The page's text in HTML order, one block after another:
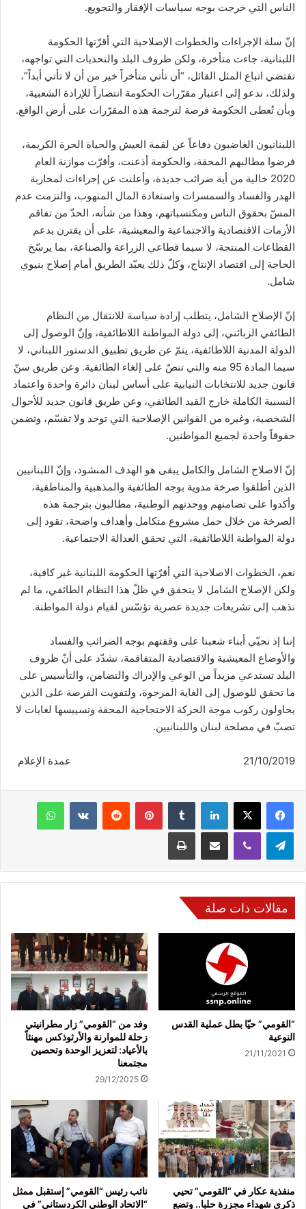
الناس التي خرجت بوجه سياسات الإفقار والتجويع.
إنّ سلة الإجراءات والخطوات الإصلاحية التي أقرّتها الحكومة
اللبنانية، جاءت متأخرة، ولكن ظروف البلد والتحديات التي تواجهه،
تقتضي اتباع المثل القائل، “أن تأتي متأخراً خير من أن لا تأتي أبداً”،
ولذلك، ندعو إلى اعتبار مقرّرات الحكومة انتصاراً للإرادة الشعبية،
وبأن تُعطى الحكومة فرصة لترجمة هذه المقرّرات على أرض الواقع.
اللبنانيون الغاضبون دفاعاً عن لقمة العيش والحياة الحرة الكريمة،
فرضوا مطالبهم المحقة، والحكومة أذعنت، وأقرّت موازنة العام
2020 خالية من أية ضرائب جديدة، وأعلنت عن إجراءات لمحاربة
الهدر والفساد والسمسرات واستعادة المال المنهوب، والتزمت عدم
المسّ بحقوق الناس ومكتسباتهم، وهذا من شأنه، الحدّ من تفاقم
الأزمات الاقتصادية والاجتماعية والمعيشية، على أن يقترن بدعم
القطاعات المنتجة، لا سيما قطاعي الزراعة والصناعة، بما يرسّخ
الحاجة إلى اقتصاد الإنتاج، وكلّ ذلك يعبّد الطريق أمام إصلاح بنيوي
شامل.
إنّ الإصلاح الشامل، يتطلب إرادة سياسة للانتقال من النظام
الطائفي الزبائني، إلى دولة المواطنة اللاطائفية، وإنّ الوصول إلى
الدولة المدنية اللاطائفية، يتمّ عن طريق تطبيق الدستور اللبناني، لا
سيما المادة 95 منه والتي تنصّ على إلغاء الطائفية. وعن طريق سنّ
قانون جديد للانتخابات النيابية على أساس لبنان دائرة واحدة واعتماد
النسبية الكاملة خارج القيد الطائفي، وعن طريق قانون جديد للأحوال
الشخصية، وغيره من القوانين الإصلاحية التي توحد ولا تقسّم، وتضمن
حقوقاً واحدة لجميع المواطنين.
إنّ الاصلاح الشامل والكامل يبقى هو الهدف المنشود، وإنّ اللبنانيين
الذين أطلقوا صرخة مدوية بوجه الطائفية والمذهبية والمناطقية،
وأكدوا على تضامنهم ووحدتهم الوطنية، مطالبون بترجمة هذه
الصرخة من خلال حمل مشروع متكامل وأهداف واضحة، تقود إلى
دولة المواطنة اللاطائفية، التي تحقق العدالة الاجتماعية.
نعم، الخطوات الاصلاحية التي أقرّتها الحكومة اللبنانية غير كافية،
ولكن الإصلاح الشامل لا يتحقق في ظلّ هذا النظام الطائفي، ما لم
نذهب إلى تشريعات جديدة عصرية تؤسّس لقيام دولة المواطنة.
إننا إذ نحيّي أبناء شعبنا على وقفتهم بوجه الضرائب والفساد
والأوضاع المعيشية والاقتصادية المتفاقمة، نشدّد على أنّ ظروف
البلد تستدعي مزيداً من الوعي والإدراك والتضامن، والتأسيس على
ما تحقق للوصول إلى الغاية المرجوة، ولتفويت الفرصة على الذين
يحاولون ركوب موجة الحركة الاحتجاجية المحقة وتسييسها لغايات لا
تصبّ في مصلحة لبنان واللبنانيين.
21/10/2019 عمدة الإعلام
فيسبوك لينكدإن بينتيريست
مقالات ذات صلة
“القومي” حيّا بطل عملية القدس
النوعية
21/11/2021
وفد من “القومي” زار مطرانيتي
زحلة للموارنة والأرثوذكس مهنئاً
بالأعياد: لتعزيز الوحدة وتحصين
مجتمعنا
29/12/2025
منفذية عكار في “القومي” تحيي
ذكرى شهداء مجزرة حلبا.. وتضع
نائب رئيس “القومي” إستقبل ممثل
“الاتحاد الوطني الكردستاني” في